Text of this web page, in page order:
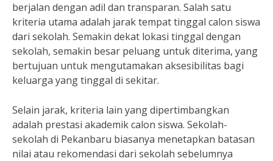
berjalan dengan adil dan transparan. Salah satu
kriteria utama adalah jarak tempat tinggal calon siswa
dari sekolah. Semakin dekat lokasi tinggal dengan
sekolah, semakin besar peluang untuk diterima, yang
bertujuan untuk mengutamakan aksesibilitas bagi
keluarga yang tinggal di sekitar.
Selain jarak, kriteria lain yang dipertimbangkan
adalah prestasi akademik calon siswa. Sekolah-
sekolah di Pekanbaru biasanya menetapkan batasan
nilai atau rekomendasi dari sekolah sebelumnya